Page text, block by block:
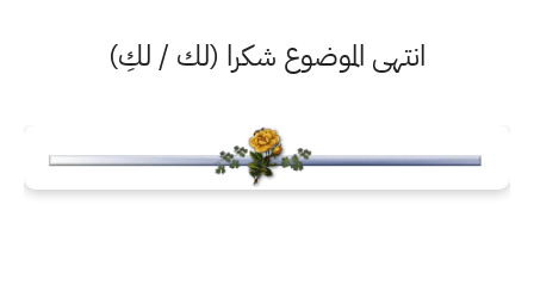
انتهى الموضوع شكرا (لك / لكِ)